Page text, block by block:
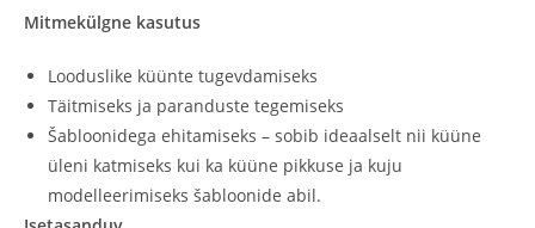
Mitmekülgne kasutus
Looduslike küünte tugevdamiseks
Täitmiseks ja paranduste tegemiseks
Šabloonidega ehitamiseks – sobib ideaalselt nii küüne
üleni katmiseks kui ka küüne pikkuse ja kuju
modelleerimiseks šabloonide abil.